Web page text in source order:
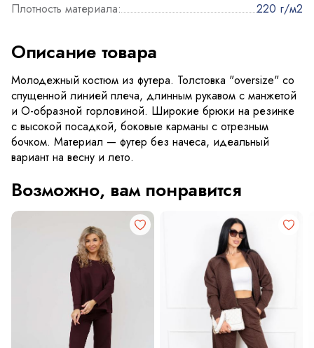
Плотность материала:
220 г/м2
Описание товара
Молодежный костюм из футера. Толстовка "oversize" со
спущенной линией плеча, длинным рукавом с манжетой
и О-образной горловиной. Широкие брюки на резинке
с высокой посадкой, боковые карманы с отрезным
бочком. Материал — футер без начеса, идеальный
вариант на весну и лето.
Возможно, вам понравится